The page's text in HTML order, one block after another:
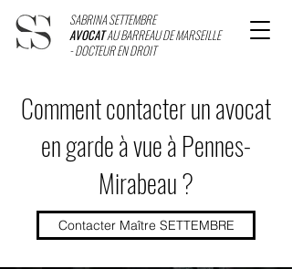
SABRINA SETTEMBRE
AVOCATAU BARREAU DE MARSEILLE
- DOCTEUR EN DROIT
Comment contacter un avocat
en garde à vue à Pennes-
Mirabeau ?
Contacter Maître SETTEMBRE